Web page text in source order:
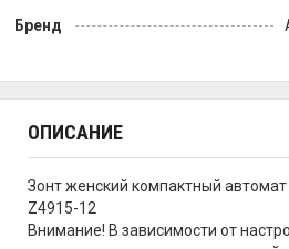
Бренд
ОПИСАНИЕ
Зонт женский компактный
Z4915-12
Внимание! В зависимости от